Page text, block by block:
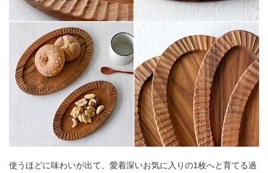
使うほどに味わいが出て、愛着深いお気に入りの1枚へと育てる過